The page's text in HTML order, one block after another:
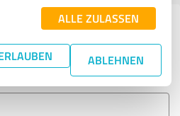
ALLE ZULASSEN
ABLEHNEN
zu weiteren
dem Bereich IT-